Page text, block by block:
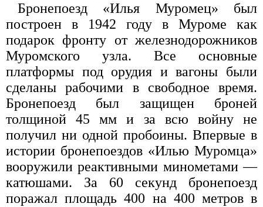
Бронепоезд «Илья Муромец» был
построен в 1942 году в Муроме как
подарок фронту от железнодорожников
Муромского узла. Все основные
платформы под орудия и вагоны были
сделаны рабочими в свободное время.
Бронепоезд был защищен броней
толщиной 45 мм и за всю войну не
получил ни одной пробоины. Впервые в
истории бронепоездов «Илью Муромца»
вооружили реактивными минометами —
катюшами. За 60 секунд бронепоезд
поражал площадь 400 на 400 метров в